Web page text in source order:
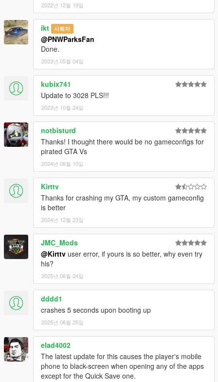
2022년 12월 19일
ikt 사회자
@PNWParksFan
Done.
2023년 05월 04일
kubix741
Update to 3028 PLS!!!
2023년 10월 24일
notbisturd
Thanks! I thought there would be no gameconfigs for
pirated GTA Vs
2024년 06월 10일
Kirttv
Thanks for crashing my GTA, my custom gameconfig
is better
2024년 12월 23일
JMC_Mods
@Kirttv user error, if yours is so better, why even try
his?
2025년 06월 24일
dddd1
crashes 5 seconds upon booting up
2025년 06월 25일
elad4002
The latest update for this causes the player's mobile
phone to black-screen when opening any of the apps
except for the Quick Save one.